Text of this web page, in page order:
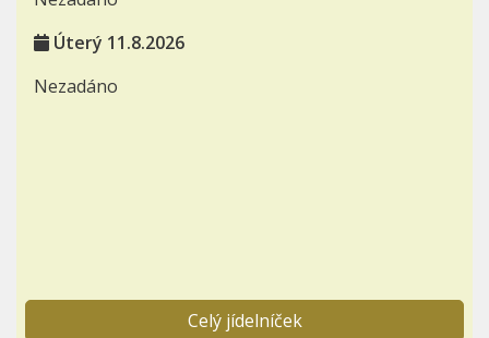
Úterý 11.8.2026
Nezadáno
Celý jídelníček